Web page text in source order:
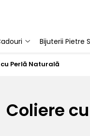
Bijuterii Pietre
Perlă Naturală
Coliere